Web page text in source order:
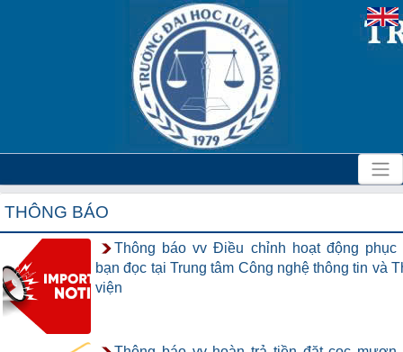
THÔNG BÁO
Thông báo vv Điều chỉnh hoạt động phục
bạn đọc tại Trung tâm Công nghệ thông tin và
viện